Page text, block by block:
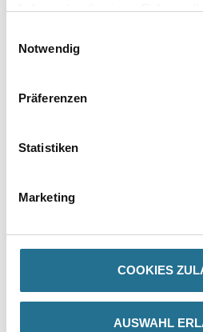
haben oder die sie im Rahmen
Notwendig
Präferenzen
Statistiken
Marketing
COOKIES
AUSWAHL
PRODUKTEIGENSCHAFTEN
GEFAHRENHINWEISE